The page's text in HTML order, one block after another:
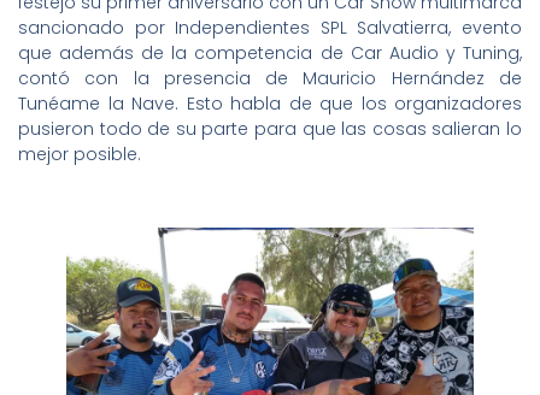
sancionado por Independientes SPL Salvatierra, evento
que además de la competencia de Car Audio y Tuning,
contó con la presencia de Mauricio Hernández de
Tunéame la Nave. Esto habla de que los organizadores
pusieron todo de su parte para que las cosas salieran lo
mejor posible.